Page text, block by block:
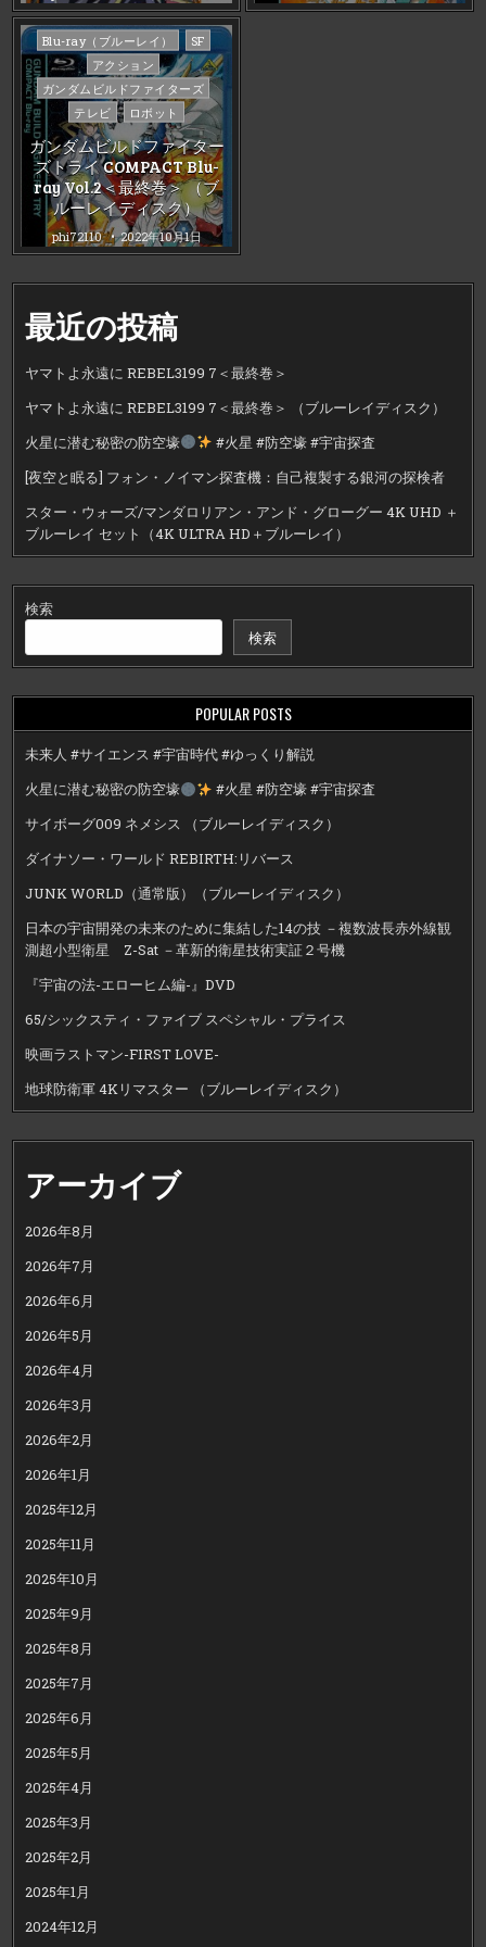
Posted
in
Blu-ray（ブルーレイ）
SF
アクション
ガンダムビルドファイターズ
テレビ
ロボット
ガンダムビルドファイター
ズトライ COMPACT Blu-
ray Vol.2＜最終巻＞ （ブ
ルーレイディスク）
phi72110 2022年10月1日
最近の投稿
ヤマトよ永遠に REBEL3199 7＜最終巻＞
ヤマトよ永遠に REBEL3199 7＜最終巻＞ （ブルーレイディスク）
火星に潜む秘密の防空壕
#火星 #防空壕 #宇宙探査
[夜空と眠る] フォン・ノイマン探査機：自己複製する銀河の探検者
スター・ウォーズ/マンダロリアン・アンド・グローグー 4K UHD ＋
ブルーレイ セット（4K ULTRA HD＋ブルーレイ）
検索
検索
POPULAR POSTS
未来人 #サイエンス #宇宙時代 #ゆっくり解説
火星に潜む秘密の防空壕
#火星 #防空壕 #宇宙探査
サイボーグ009 ネメシス （ブルーレイディスク）
ダイナソー・ワールド REBIRTH:リバース
JUNK WORLD（通常版）（ブルーレイディスク）
日本の宇宙開発の未来のために集結した14の技 －複数波長赤外線観
測超小型衛星 Z-Sat －革新的衛星技術実証２号機
『宇宙の法-エローヒム編-』DVD
65/シックスティ・ファイブ スペシャル・プライス
映画ラストマン-FIRST LOVE-
地球防衛軍 4Kリマスター （ブルーレイディスク）
アーカイブ
2026年8月
2026年7月
2026年6月
2026年5月
2026年4月
2026年3月
2026年2月
2026年1月
2025年12月
2025年11月
2025年10月
2025年9月
2025年8月
2025年7月
2025年6月
2025年5月
2025年4月
2025年3月
2025年2月
2025年1月
2024年12月